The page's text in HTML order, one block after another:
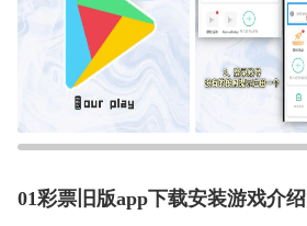
01彩票旧版app下载安装游戏介绍